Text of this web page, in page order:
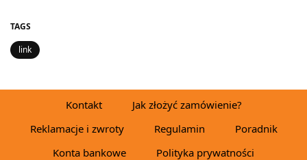
TAGS
link
Kontakt
Jak złożyć zamówienie?
Reklamacje i zwroty
Regulamin
Poradnik
Konta bankowe
Polityka prywatności